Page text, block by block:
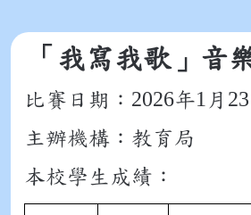
「我寫我歌」音
比賽日期： 2026年1 月 23
主辦機構：教育局
本校學生成績：